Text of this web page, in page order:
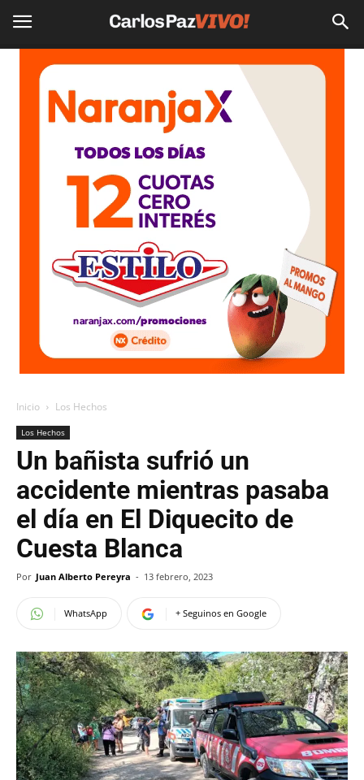
Inicio Los Hechos
Los Hechos
Un bañista sufrió un
accidente mientras pasaba
el día en El Diquecito de
Cuesta Blanca
Por Juan Alberto Pereyra - 13 febrero, 2023
WhatsApp + Seguinos en Google